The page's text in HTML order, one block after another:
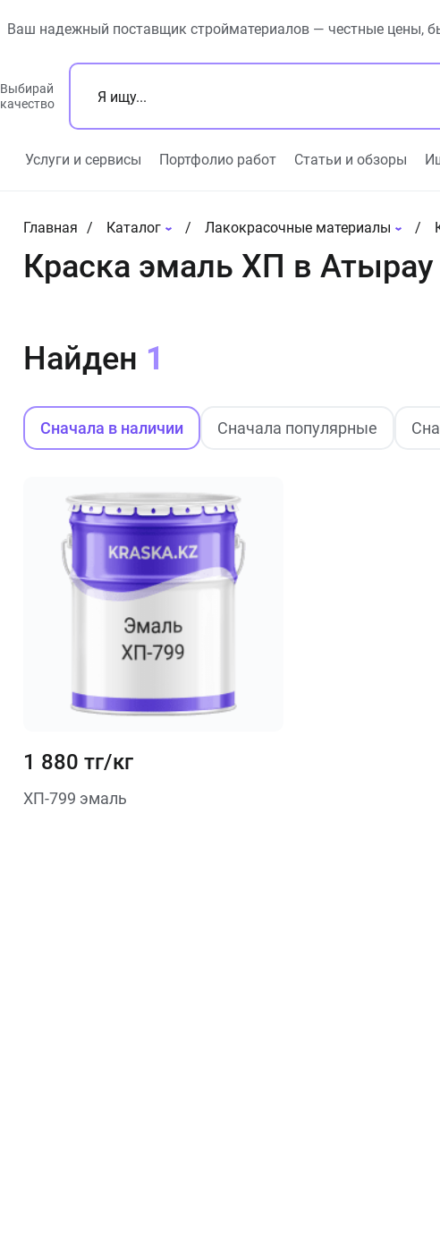
Ваш надежный поставщик стройматериалов — честные цены,
Выбирай
качество
Услуги и сервисы Портфолио работ Статьи и обзоры
Главная Каталог Лакокрасочные материалы
Краска эмаль ХП в Атырау
Сначала в наличии Сначала популярные
Найден 1
1 880 тг/кг
ХП-799 эмаль